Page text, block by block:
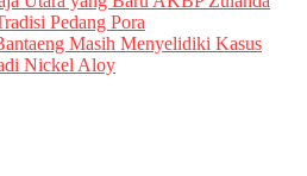
Pedang Pora
Masih Menyelidiki Kasus
Nickel Aloy